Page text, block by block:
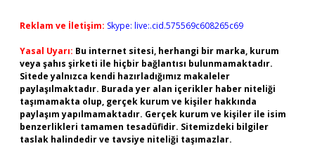
Reklam ve İletişim: Skype: live:.cid.575569c608265c69
Yasal Uyarı: Bu internet sitesi, herhangi bir marka, kurum
veya şahıs şirketi ile hiçbir bağlantısı bulunmamaktadır.
Sitede yalnızca kendi hazırladığımız makaleler
paylaşılmaktadır. Burada yer alan içerikler haber niteliği
taşımamakta olup, gerçek kurum ve kişiler hakkında
paylaşım yapılmamaktadır. Gerçek kurum ve kişiler ile isim
benzerlikleri tamamen tesadüfidir. Sitemizdeki bilgiler
taslak halindedir ve tavsiye niteliği taşımazlar.